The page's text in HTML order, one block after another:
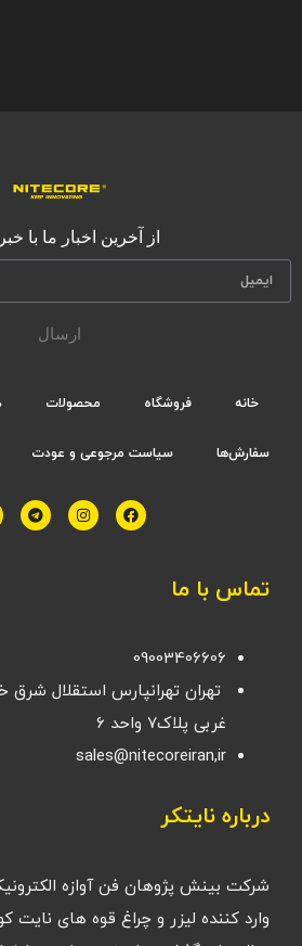
از آخرین اخبار ما با
ارسال
خانه فروشگاه محصولات
سفارش‌ها سیاست مرجوعی و عودت
تماس با ما
09003406606
غربی پلاک۷ واحد ۶
sales@nitecoreiran,ir
درباره نایتکر
شرکت بینش پژوهان فن آوازه
وارد کننده لیزر و چراغ قوه های نایت